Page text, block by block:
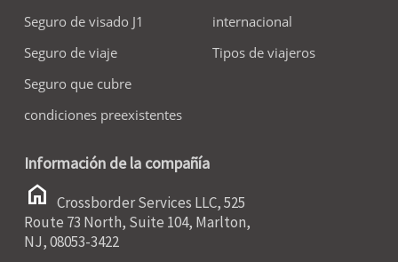
Seguro de visado J1
Seguro de viaje
Seguro que cubre
condiciones preexistentes
internacional
Tipos de viajeros
Información de la compañía
home Crossborder Services LLC, 525
Route 73 North, Suite 104, Marlton,
NJ, 08053-3422